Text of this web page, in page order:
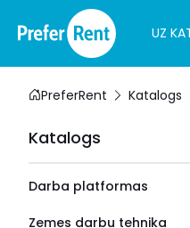
UZ
PreferRent Katalogs
Katalogs
Darba platformas
Zemes darbu tehnika